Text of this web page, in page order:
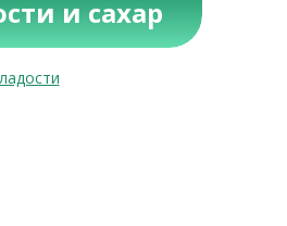
и сахар